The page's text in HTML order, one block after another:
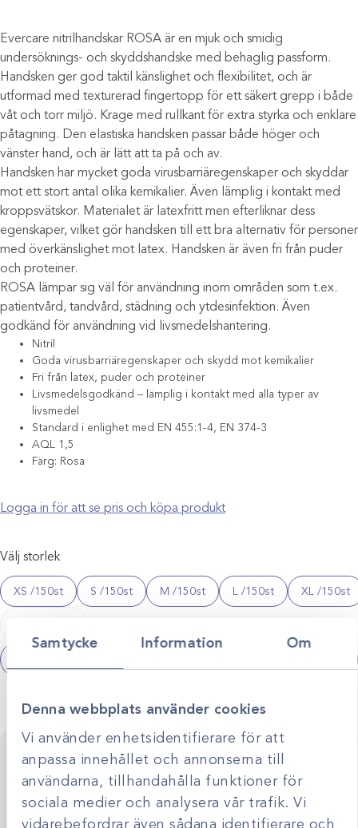
Samtycke Information Om
Denna webbplats använder cookies
Vi använder enhetsidentifierare för att
anpassa innehållet och annonserna till
användarna, tillhandahålla funktioner för
sociala medier och analysera vår trafik. Vi
vidarebefordrar även sådana identifierare och
Evercare nitrilhandskar ROSA är en mjuk och smidig
undersöknings- och skyddshandske med behaglig passform.
Handsken ger god taktil känslighet och flexibilitet, och är
utformad med texturerad fingertopp för ett säkert grepp i både
våt och torr miljö. Krage med rullkant för extra styrka och enklare
påtagning. Den elastiska handsken passar både höger och
vänster hand, och är lätt att ta på och av.
Handsken har mycket goda virusbarriäregenskaper och skyddar
mot ett stort antal olika kemikalier. Även lämplig i kontakt med
kroppsvätskor. Materialet är latexfritt men efterliknar dess
egenskaper, vilket gör handsken till ett bra alternativ för personer
med överkänslighet mot latex. Handsken är även fri från puder
och proteiner.
ROSA lämpar sig väl för användning inom områden som t.ex.
patientvård, tandvård, städning och ytdesinfektion. Även
godkänd för användning vid livsmedelshantering.
Nitril
Goda virusbarriäregenskaper och skydd mot kemikalier
Fri från latex, puder och proteiner
Livsmedelsgodkänd – lämplig i kontakt med alla typer av
livsmedel
Standard i enlighet med EN 455:1-4, EN 374-3
AQL 1,5
Färg: Rosa
Logga in för att se pris och köpa produkt
Välj storlek
XS /150st S /150st M /150st L /150st XL /150st
nitrilhandskar
(rosa)
mängd
Kontakta oss för personlig rådgivning
Vi stöttar dig i allt från produktval till klinikens långsiktiga
utveckling. Genom personlig rådgivning hjälper vi dig
skapa smarta, hållbara lösningar anpassade efter just er
verksamhet.